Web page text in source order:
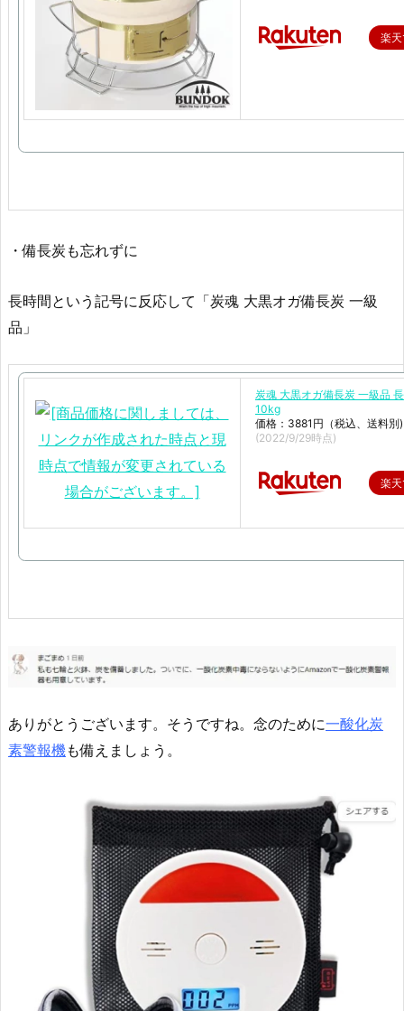
楽
・備長炭も忘れずに
長時間という記号に反応して「炭魂 大黒オガ備長炭 一級
品」
炭魂 大黒オガ備長炭 一級品
10kg
価格：3881円（税込、送料別)
(2022/9/29時点)
楽
ありがとうございます。そうですね。念のために一酸化炭
素警報機も備えましょう。